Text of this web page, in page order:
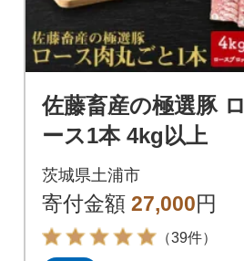
佐藤畜産の極選豚 ロ
ース1本 4kg以上
茨城県土浦市
寄付金額 27,000円
（39件）